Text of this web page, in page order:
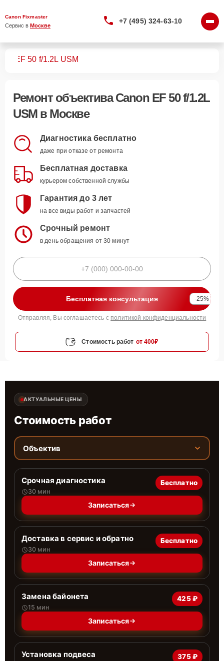
Canon Fixmaster
Сервис в Москве
+7 (495) 324-63-10
EF 50 f/1.2L USM
Ремонт объектива Canon EF 50 f/1.2L
USMв Москве
Диагностика бесплатно
даже при отказе от ремонта
Бесплатная доставка
курьером собственной службы
Гарантия до 3 лет
на все виды работ и запчастей
Срочный ремонт
в день обращения от 30 минут
Бесплатная консультация -25%
Отправляя, Вы соглашаетесь с политикой конфиденциальности
Стоимость работ от 400₽
АКТУАЛЬНЫЕ ЦЕНЫ
Стоимость работ
Объектив
Срочная диагностика
30 мин
Бесплатно
Записаться
Доставка в сервис и обратно
30 мин
Бесплатно
Записаться
Замена байонета
15 мин
425 ₽
Записаться
Установка подвеса 375 ₽